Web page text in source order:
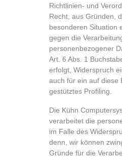
Richtlinien- und
Recht, aus Gründen,
besonderen Situation
gegen die
personenbezogener
Art. 6 Abs. 1
erfolgt, Widerspruch
auch für ein auf diese
gestütztes Profiling.
Die Kühn
verarbeitet die
im Falle des
denn, wir können
Gründe für die